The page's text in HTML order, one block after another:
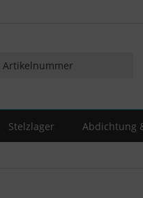
Stelzlager Abdichtung